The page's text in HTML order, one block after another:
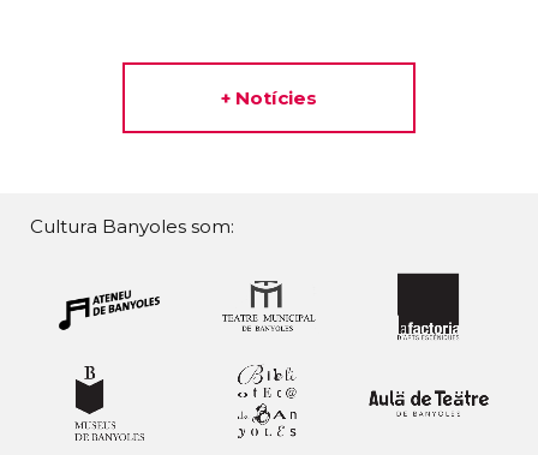
+ Notícies
Cultura Banyoles som: